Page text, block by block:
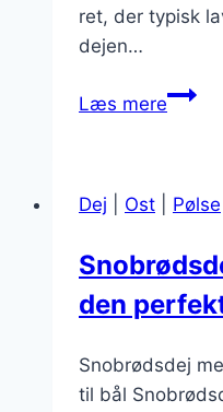
ret, der typisk
dejen…
Læs mere
ekstra
Dej Ost Pølse
den
Snobrødsdej
til bål